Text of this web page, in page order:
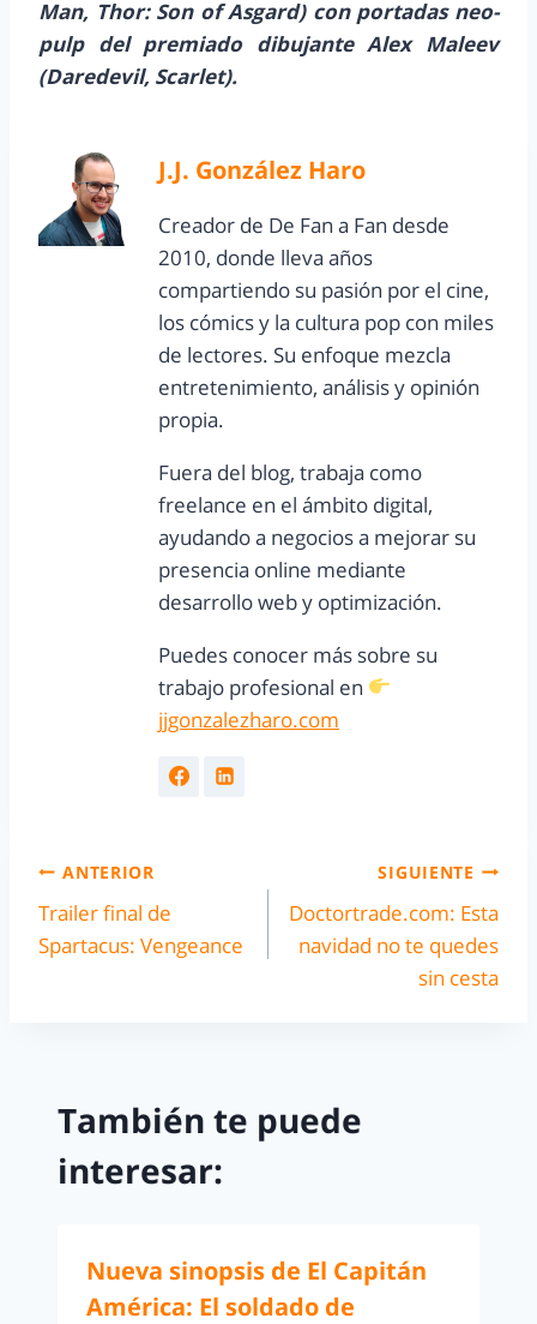
Man, Thor: Son of Asgard) con portadas neo-
pulp del premiado dibujante Alex Maleev
(Daredevil, Scarlet).
J.J. González Haro
Creador de De Fan a Fan desde
2010, donde lleva años
compartiendo su pasión por el cine,
los cómics y la cultura pop con miles
de lectores. Su enfoque mezcla
entretenimiento, análisis y opinión
propia.
Fuera del blog, trabaja como
freelance en el ámbito digital,
ayudando a negocios a mejorar su
presencia online mediante
desarrollo web y optimización.
Puedes conocer más sobre su
trabajo profesional en
jjgonzalezharo.com
ANTERIOR
Trailer final de
Spartacus: Vengeance
SIGUIENTE
Doctortrade.com: Esta
navidad no te quedes
sin cesta
También te puede
interesar:
Nueva sinopsis de El Capitán
América: El soldado de